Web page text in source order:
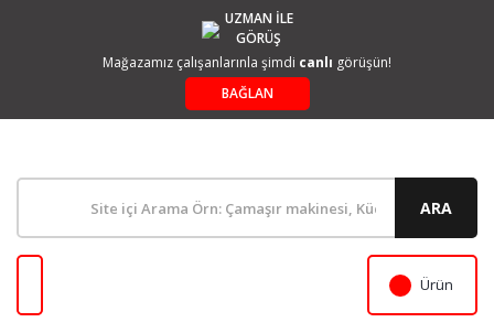
UZMAN İLE
GÖRÜŞ
Mağazamız çalışanlarınla şimdi canlı görüşün!
BAĞLAN
ARA
Ürün